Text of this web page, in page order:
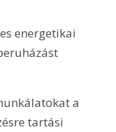
energetikai
a
tartási